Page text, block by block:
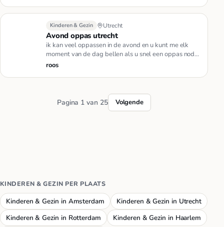
Kinderen & Gezin Utrecht
Avond oppas utrecht
ik kan veel oppassen in de avond en u kunt me elk
moment van de dag bellen als u snel een oppas nodig
heeft
roos
Pagina 1 van 25 Volgende
KINDEREN & GEZIN PER PLAATS
Kinderen & Gezin in Amsterdam
Kinderen & Gezin in Utrecht
Kinderen & Gezin in Rotterdam
Kinderen & Gezin in Haarlem